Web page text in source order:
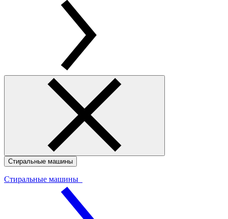
Стиральные машины
Стиральные машины